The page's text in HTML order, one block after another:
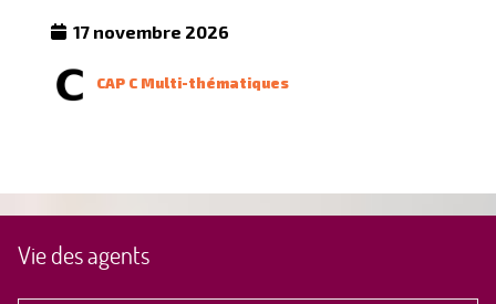
17 novembre 2026
CAP C Multi-thématiques
Vie des agents